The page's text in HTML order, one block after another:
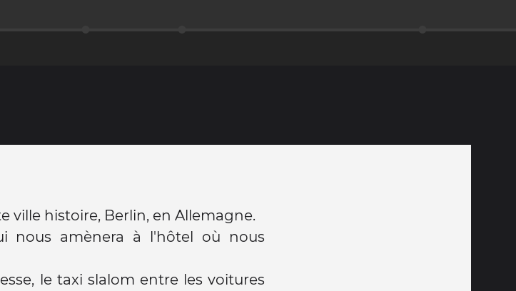
ville histoire, Berlin, en Allemagne.
nous amènera à l'hôtel où nous
le taxi slalom entre les voitures